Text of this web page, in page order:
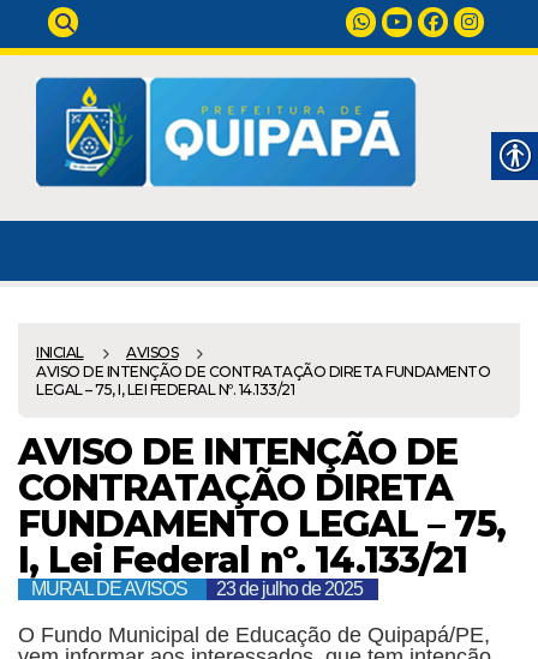
INICIAL
AVISOS
AVISO DE INTENÇÃO DE CONTRATAÇÃO DIRETA FUNDAMENTO
LEGAL – 75, I, LEI FEDERAL Nº. 14.133/21
AVISO DE INTENÇÃO DE
CONTRATAÇÃO DIRETA
FUNDAMENTO LEGAL – 75,
I, Lei Federal nº. 14.133/21
MURAL DE AVISOS 23 de julho de 2025
O Fundo Municipal de Educação de Quipapá/PE,